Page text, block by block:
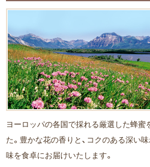
ヨーロッパの各国で採れる厳選した蜂
た。豊かな花の香りと、コクのある深い
味を食卓にお届けいたします。